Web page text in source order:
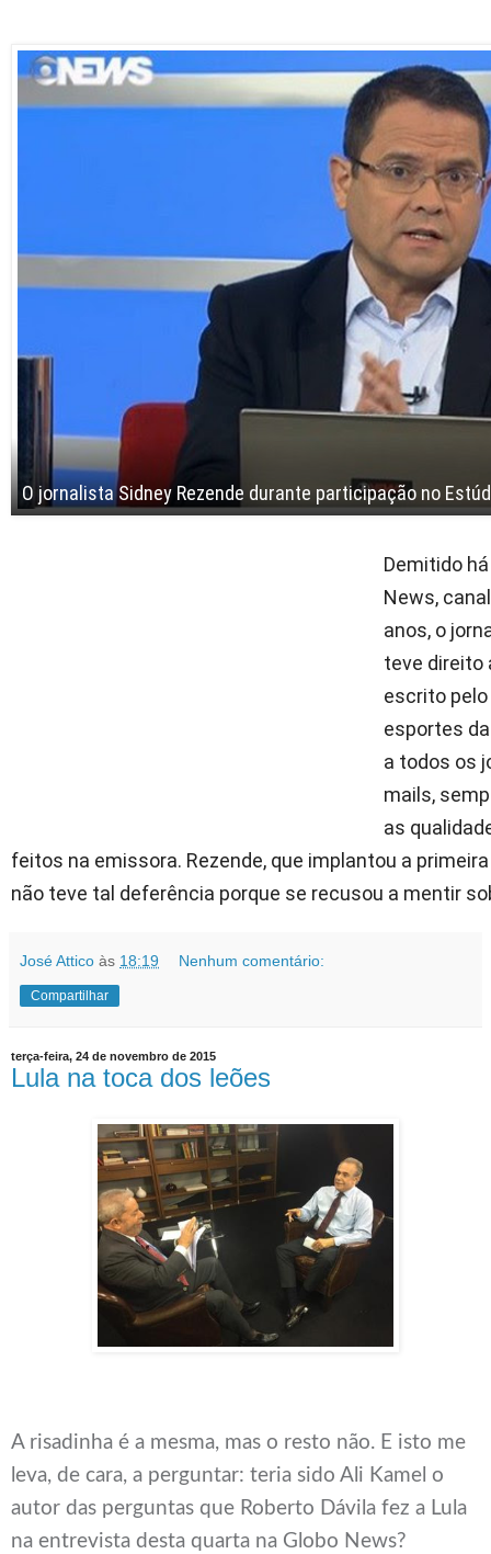
O jornalista Sidney Rezende durante participação no
Demitido
News,
anos, o
teve direito
escrito
esportes
a todos os
mails,
as
feitos na emissora. Rezende, que implantou a
não teve tal deferência porque se recusou a mentir
José Attico às 18:19 Nenhum comentário:
Compartilhar
terça-feira, 24 de novembro de 2015
Lula na toca dos leões
A risadinha é a mesma, mas o resto não. E isto me
leva, de cara, a perguntar: teria sido Ali Kamel o
autor das perguntas que Roberto Dávila fez a Lula
na entrevista desta quarta na Globo News?